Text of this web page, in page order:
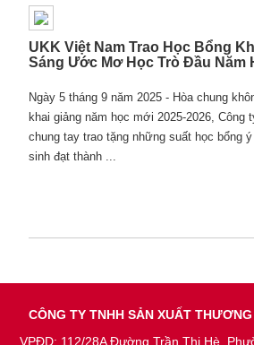
UKK Việt Nam Trao Học Bổng
Sáng Ước Mơ Học Trò Đầu Năm
Ngày 5 tháng 9 năm 2025 - Hòa chung
khai giảng năm học mới 2025-2026, Công
chung tay trao tặng những suất học bổng
sinh đạt thành ...
CÔNG TY TNHH SẢN XUẤT
VPĐD: 112/28A Đường Trần Thị Hè,